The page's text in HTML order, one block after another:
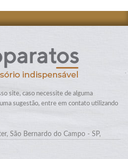
site, caso necessite de alguma
sugestão, entre em contato utilizando
São Bernardo do Campo - SP,